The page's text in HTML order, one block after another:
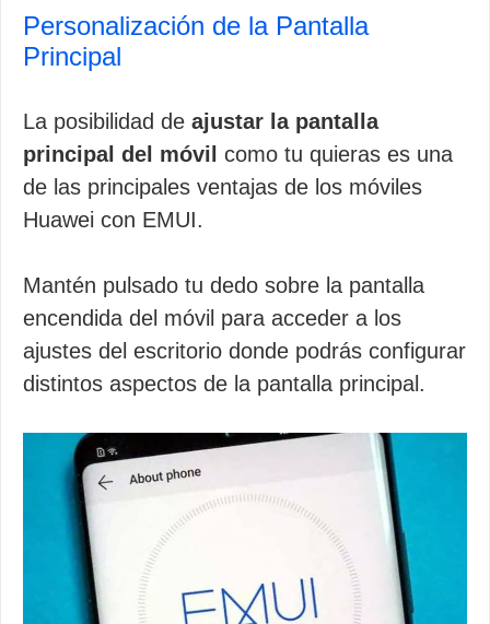
Personalización de la Pantalla
Principal
La posibilidad de ajustar la pantalla
principal del móvil como tu quieras es una
de las principales ventajas de los móviles
Huawei con EMUI.
Mantén pulsado tu dedo sobre la pantalla
encendida del móvil para acceder a los
ajustes del escritorio donde podrás configurar
distintos aspectos de la pantalla principal.